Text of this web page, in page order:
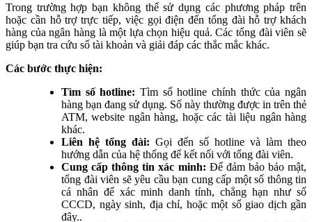
Trong trường hợp bạn không thể sử dụng các phương pháp trên
hoặc cần hỗ trợ trực tiếp, việc gọi điện đến tổng đài hỗ trợ khách
hàng của ngân hàng là một lựa chọn hiệu quả. Các tổng đài viên sẽ
giúp bạn tra cứu số tài khoản và giải đáp các thắc mắc khác.
Các bước thực hiện:
Tìm số hotline: Tìm số hotline chính thức của ngân
hàng bạn đang sử dụng. Số này thường được in trên thẻ
ATM, website ngân hàng, hoặc các tài liệu ngân hàng
khác.
Liên hệ tổng đài: Gọi đến số hotline và làm theo
hướng dẫn của hệ thống để kết nối với tổng đài viên.
Cung cấp thông tin xác minh: Để đảm bảo bảo mật,
tổng đài viên sẽ yêu cầu bạn cung cấp một số thông tin
cá nhân để xác minh danh tính, chẳng hạn như số
CCCD, ngày sinh, địa chỉ, hoặc một số giao dịch gần
đây..